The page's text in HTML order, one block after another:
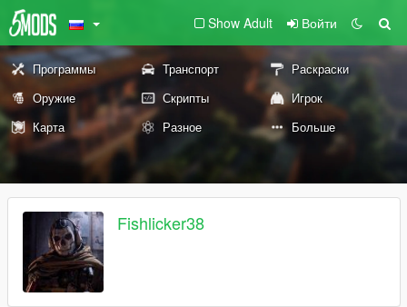
Show Adult Войти
Программы Транспорт
Раскраски
Оружие
Скрипты
Игрок
Карта
Разное Больше
Fishlicker38